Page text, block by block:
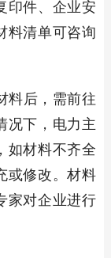
印件、企业安
料清单可咨询
料后，需前往
况下，电力主
如材料不齐全
或修改。材料
家对企业进行